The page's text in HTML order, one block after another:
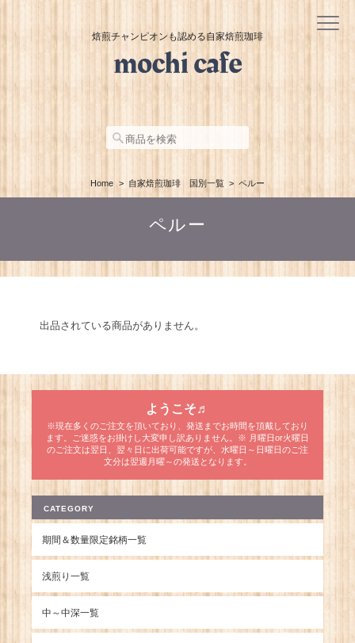
焙煎チャンピオンも認める自家焙煎珈琲
Home 自家焙煎珈琲 国別一覧 ペルー
ペルー
出品されている商品がありません。
ようこそ♬
※現在多くのご注文を頂いており、発送までお時間を頂戴しており
ます。ご迷惑をお掛けし大変申し訳ありません。※ 月曜日or火曜日
のご注文は翌日、翌々日に出荷可能ですが、水曜日～日曜日のご注
文分は翌週月曜～の発送となります。
CATEGORY
期間＆数量限定銘柄一覧
浅煎り一覧
中～中深一覧